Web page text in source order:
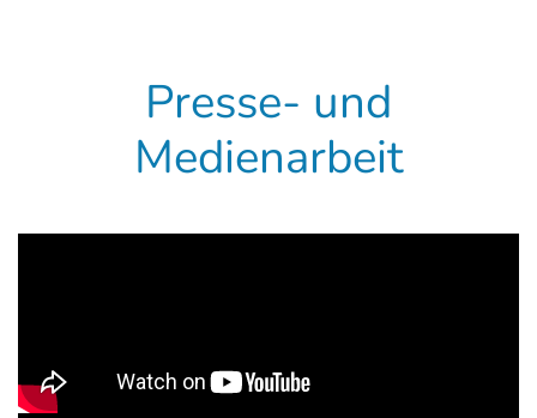
Presse- und
Medienarbeit